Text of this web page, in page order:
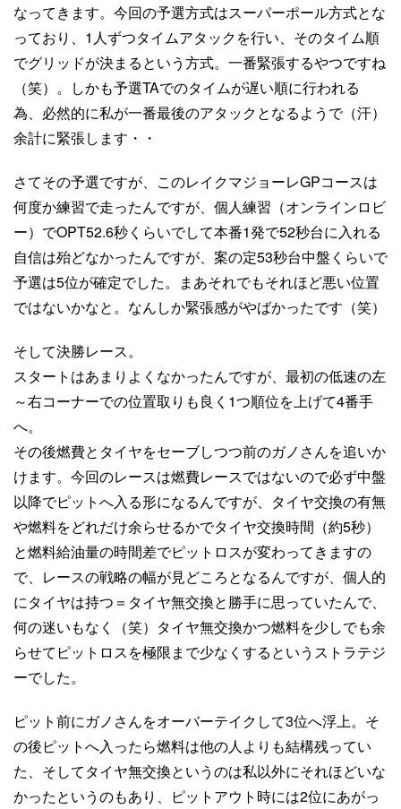
なってきます。今回の予選方式はスーパーポール方式とな
っており、1人ずつタイムアタックを行い、そのタイム順
でグリッドが決まるという方式。一番緊張するやつですね
（笑）。しかも予選TAでのタイムが遅い順に行われる
為、必然的に私が一番最後のアタックとなるようで（汗）
余計に緊張します・・
さてその予選ですが、このレイクマジョーレGPコースは
何度か練習で走ったんですが、個人練習（オンラインロビ
ー）でOPT52.6秒くらいでして本番1発で52秒台に入れる
自信は殆どなかったんですが、案の定53秒台中盤くらいで
予選は5位が確定でした。まあそれでもそれほど悪い位置
ではないかなと。なんしか緊張感がやばかったです（笑）
そして決勝レース。
スタートはあまりよくなかったんですが、最初の低速の左
～右コーナーでの位置取りも良く1つ順位を上げて4番手
へ。
その後燃費とタイヤをセーブしつつ前のガノさんを追いか
けます。今回のレースは燃費レースではないので必ず中盤
以降でピットへ入る形になるんですが、タイヤ交換の有無
や燃料をどれだけ余らせるかでタイヤ交換時間（約5秒）
と燃料給油量の時間差でピットロスが変わってきますの
で、レースの戦略の幅が見どころとなるんですが、個人的
にタイヤは持つ＝タイヤ無交換と勝手に思っていたんで、
何の迷いもなく（笑）タイヤ無交換かつ燃料を少しでも余
らせてピットロスを極限まで少なくするというストラテジ
ーでした。
ピット前にガノさんをオーバーテイクして3位へ浮上。そ
の後ピットへ入ったら燃料は他の人よりも結構残ってい
た、そしてタイヤ無交換というのは私以外にそれほどいな
かったというのもあり、ピットアウト時には2位にあがっ